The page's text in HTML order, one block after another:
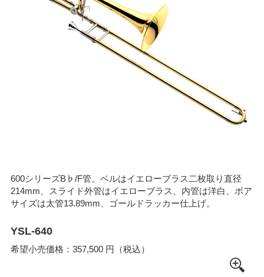
600シリーズB♭/F管。ベルはイエローブラス二枚取り直径
214mm、スライド外管はイエローブラス、内管は洋白、ボア
サイズは太管13.89mm、ゴールドラッカー仕上げ。
YSL-640
希望小売価格：357,500 円（税込）